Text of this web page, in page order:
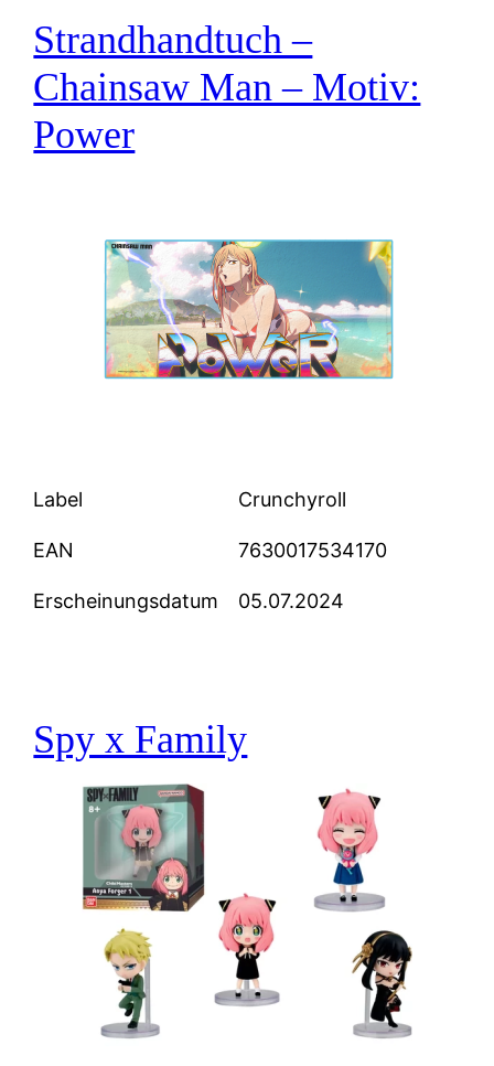
Strandhandtuch –
Chainsaw Man – Motiv:
Power
Label Crunchyroll
EAN 7630017534170
Erscheinungsdatum 05.07.2024
Spy x Family